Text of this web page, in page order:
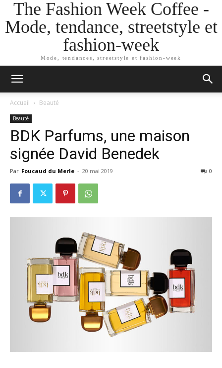
The Fashion Week Coffee -
Mode, tendance, streetstyle et
fashion-week
Mode, tendances, streetstyle et fashion-week
Accueil Beauté
Beauté
BDK Parfums, une maison
signée David Benedek
Par Foucaud du Merle - 20 mai 2019 0